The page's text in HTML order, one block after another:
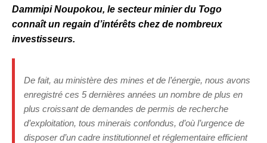
Dammipi Noupokou, le secteur minier du Togo
connaît un regain d’intérêts chez de nombreux
investisseurs.
De fait, au ministère des mines et de l’énergie, nous avons
enregistré ces 5 dernières années un nombre de plus en
plus croissant de demandes de permis de recherche
d’exploitation, tous minerais confondus, d’où l’urgence de
disposer d’un cadre institutionnel et réglementaire efficient